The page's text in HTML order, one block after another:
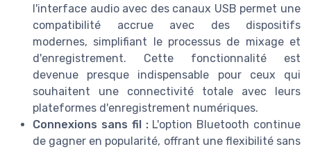
l'interface audio avec des canaux USB permet une
compatibilité accrue avec des dispositifs
modernes, simplifiant le processus de mixage et
d'enregistrement. Cette fonctionnalité est
devenue presque indispensable pour ceux qui
souhaitent une connectivité totale avec leurs
plateformes d'enregistrement numériques.
Connexions sans fil :L'option Bluetooth continue
de gagner en popularité, offrant une flexibilité sans